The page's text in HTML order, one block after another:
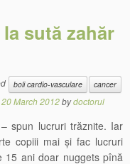
sută zahăr
boli cardio-vasculare
cancer
20 March 2012bydoctorul
spun lucruri trăznite. Iar
copiii mai și fac lucruri
15 ani doar nuggets pînă